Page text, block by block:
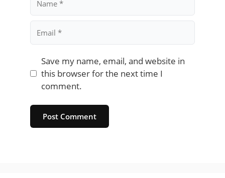
Save my name, email, and website in
this browser for the next time I
comment.
Website